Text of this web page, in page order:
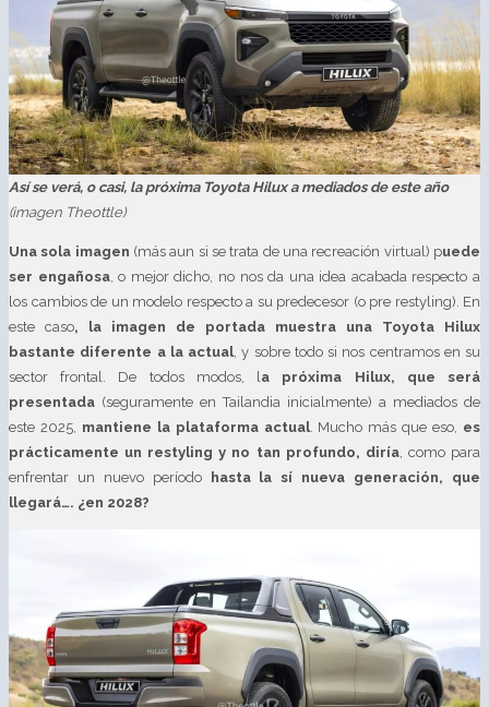
Así se verá, o casi, la próxima Toyota Hilux a mediados de este año
(imagen Theottle)
Una sola imagen (más aun si se trata de una recreación virtual) puede
ser engañosa, o mejor dicho, no nos da una idea acabada respecto a
los cambios de un modelo respecto a su predecesor (o pre restyling). En
este caso, la imagen de portada muestra una Toyota Hilux
bastante diferente a la actual, y sobre todo si nos centramos en su
sector frontal. De todos modos, l a próxima Hilux, que será
presentada (seguramente en Tailandia inicialmente) a mediados de
este 2025, mantiene la plataforma actual. Mucho más que eso, es
prácticamente un restyling y no tan profundo, diría, como para
enfrentar un nuevo período
hasta la sí nueva generación, que
llegará…. ¿en 2028?